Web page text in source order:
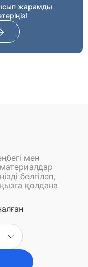
жарамды
мен
материалдар
белгілеп,
қолдана